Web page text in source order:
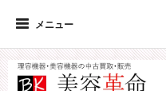
メニュー